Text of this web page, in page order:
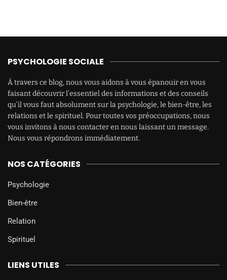
PSYCHOLOGIE SOCIALE
À travers ce blog, nous vous aidons à vous épanouir en vous
faisant découvrir l’essentiel des informations et des conseils
qu’il vous faut absolument sur la psychologie, le bien-être, les
relations et le spirituel. Pour toutes vos préoccupations, nous
vous invitons à nous contacter en nous laissant un message.
Nous vous répondrons immédiatement.
NOS CATÉGORIES
Psychologie
Bien-être
Relation
Spirituel
LIENS UTILES